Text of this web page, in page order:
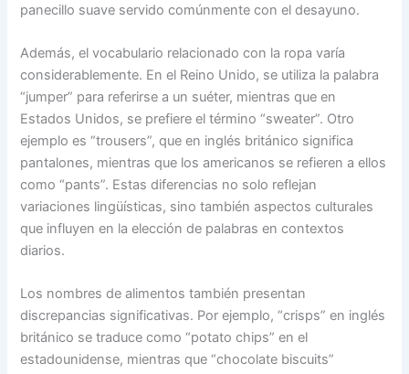
panecillo suave servido comúnmente con el desayuno.
Además, el vocabulario relacionado con la ropa varía
considerablemente. En el Reino Unido, se utiliza la palabra
“jumper” para referirse a un suéter, mientras que en
Estados Unidos, se prefiere el término “sweater”. Otro
ejemplo es “trousers”, que en inglés británico significa
pantalones, mientras que los americanos se refieren a ellos
como “pants”. Estas diferencias no solo reflejan
variaciones lingüísticas, sino también aspectos culturales
que influyen en la elección de palabras en contextos
diarios.
Los nombres de alimentos también presentan
discrepancias significativas. Por ejemplo, “crisps” en inglés
británico se traduce como “potato chips” en el
estadounidense, mientras que “chocolate biscuits”